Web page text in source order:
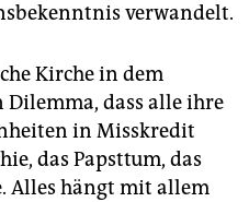
verwandelt.
Kirche in dem
dass alle ihre
in Misskredit
das Papsttum, das
Alles hängt mit allem